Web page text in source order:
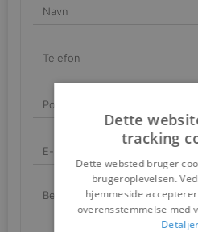
Dette
tracking
Dette websted bruger
brugeroplevelsen.
hjemmeside
overensstemmelse med